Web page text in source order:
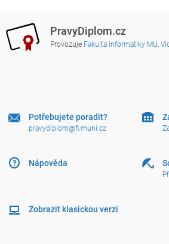
PravyDiplom.cz
Provozuje Fakulta informatiky MU,
Potřebujete poradit?
pravydiplom@fi.muni.cz
Nápověda
Zobrazit klasickou verzi